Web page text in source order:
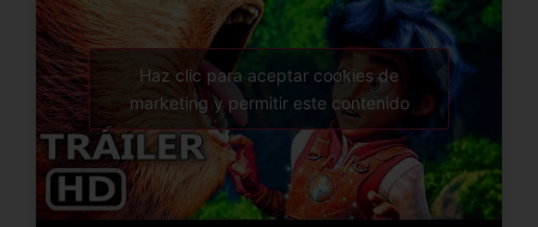
Haz clic para aceptar cookies de
marketing y permitir este contenido